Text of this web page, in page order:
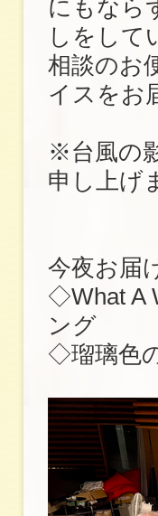
にもなら
しをして
相談のお
イスをお
※台風の
申し上げ
今夜お届
◇What A
ング
◇瑠璃色